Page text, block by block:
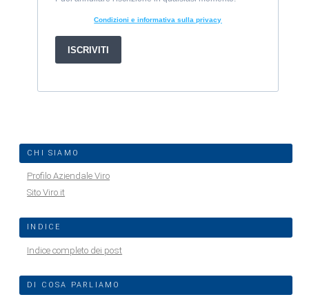
CHI SIAMO
Profilo Aziendale Viro
Sito Viro.it
INDICE
Indice completo dei post
DI COSA PARLIAMO